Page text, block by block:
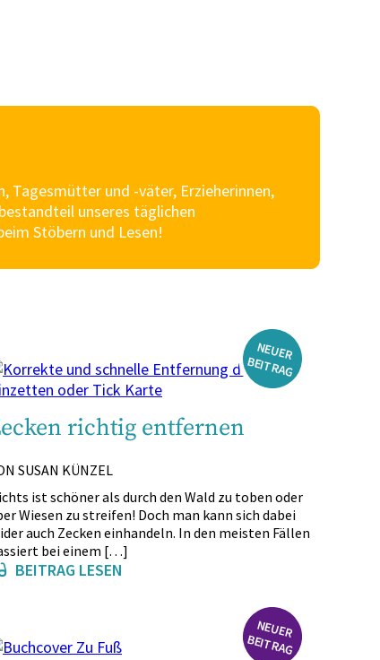
Tagesmütter und -väter, Erzieherinnen,
unseres täglichen
Stöbern und Lesen!
richtig entfernen
SUSAN KÜNZEL
ist schöner als durch den Wald zu toben oder
Wiesen zu streifen! Doch man kann sich dabei
auch Zecken einhandeln. In den meisten Fällen
bei einem […]
BEITRAG LESEN
N
EU
ER
B
EIT
R
A
G
N
EU
ER
B
EIT
R
A
G